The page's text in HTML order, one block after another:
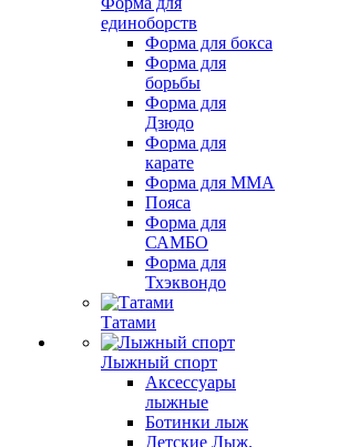
единоборств
Форма для бокса
Форма для
борьбы
Форма для
Дзюдо
Форма для
карате
Форма для MMA
Пояса
Форма для
САМБО
Форма для
Тхэквондо
Татами
Лыжный спорт
Аксессуары
лыжные
Ботинки лыж
Детские Лыж.